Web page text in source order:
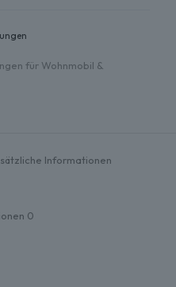
für Wohnmobil &
Informationen
0